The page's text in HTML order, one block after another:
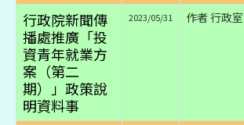
行政院新聞傳
播處推廣「投
資青年就業方
案（第二
期）」政策說
明資料事
2023/05/31 作者 行政室